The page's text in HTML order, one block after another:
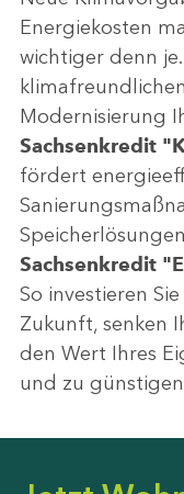
Energiekosten
wichtiger denn
Modernisierung
Sachsenkredit
fördert
Sachsenkredit
So investieren
Zukunft, senken
den Wert Ihres
und zu